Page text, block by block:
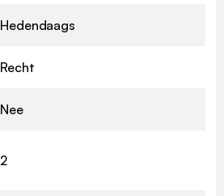
Hedendaags
Recht
Nee
2